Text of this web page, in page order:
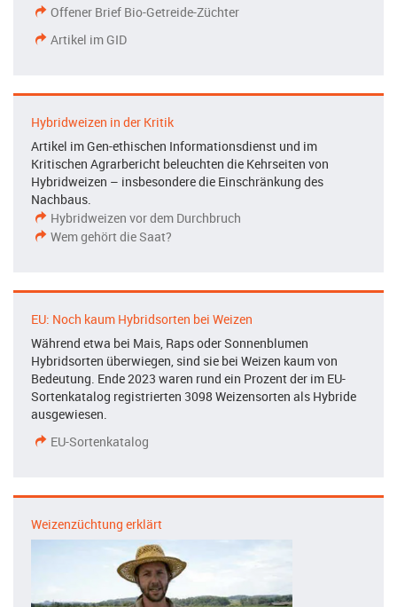
Offener Brief Bio-Getreide-Züchter
Artikel im GID
Hybridweizen in der Kritik
Artikel im Gen-ethischen Informationsdienst und im
Kritischen Agrarbericht beleuchten die Kehrseiten von
Hybridweizen – insbesondere die Einschränkung des
Nachbaus.
Hybridweizen vor dem Durchbruch
Wem gehört die Saat?
EU: Noch kaum Hybridsorten bei Weizen
Während etwa bei Mais, Raps oder Sonnenblumen
Hybridsorten überwiegen, sind sie bei Weizen kaum von
Bedeutung. Ende 2023 waren rund ein Prozent der im EU-
Sortenkatalog registrierten 3098 Weizensorten als Hybride
ausgewiesen.
EU-Sortenkatalog
Weizenzüchtung erklärt